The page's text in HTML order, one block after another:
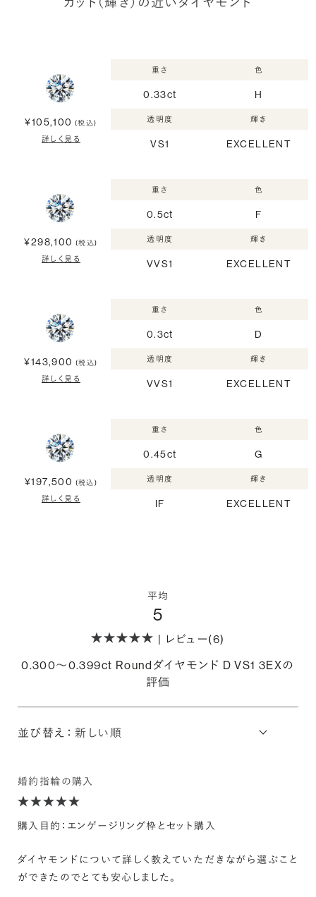
¥105,100 (税込)
詳しく見る
重さ
0.33ct
色
H
透明度
VS1
輝き
EXCELLENT
¥298,100 (税込)
詳しく見る
重さ
0.5ct
色
F
透明度
VVS1
輝き
EXCELLENT
¥143,900 (税込)
詳しく見る
重さ
0.3ct
色
D
透明度
VVS1
輝き
EXCELLENT
¥197,500 (税込)
詳しく見る
重さ
0.45ct
色
G
透明度
IF
輝き
EXCELLENT
平均
5
| レビュー(6)
0.300〜0.399ct Roundダイヤモンド D VS1 3EXの
評価
並び替え：
婚約指輪の購入
購入目的：エンゲージリング枠とセット購入
ダイヤモンドについて詳しく教えていただきながら選ぶこと
ができたのでとても安心しました。